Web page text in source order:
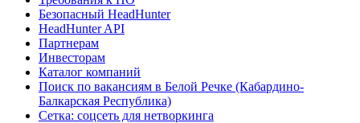
Безопасный HeadHunter
HeadHunter API
Партнерам
Инвесторам
Каталог компаний
Поиск по вакансиям в Белой Речке (Кабардино-
Балкарская Республика)
Сетка: соцсеть для нетворкинга